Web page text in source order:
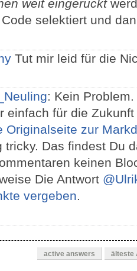
weit eingerückt
selektiert und
Tut mir leid für die
: Kein
einfach für die
Originalseite zur
tricky. Das findest Du
keinen
Die Antwort
vergeben.
active answers älteste